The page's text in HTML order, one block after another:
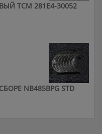
ТСМ 281E4-30052
NB485BPG STD